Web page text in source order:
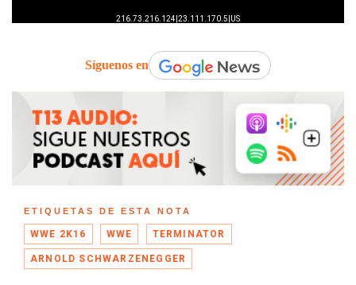
Síguenos en
ETIQUETAS DE ESTA NOTA
WWE 2K16 WWE TERMINATOR
ARNOLD SCHWARZENEGGER